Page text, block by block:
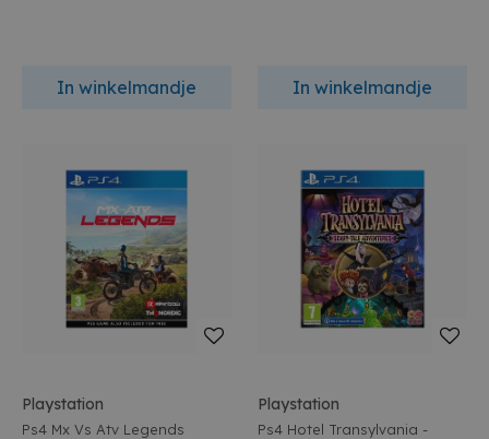
In winkelmandje In winkelmandje
Playstation
Ps4 Mx Vs Atv Legends
Playstation
Ps4 Hotel Transylvania -